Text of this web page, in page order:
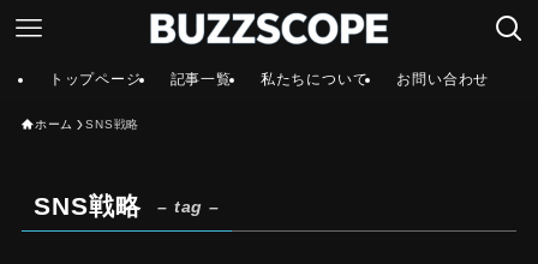
トップページ 記事一覧 私たちについて お問い合わせ
ホーム SNS戦略
SNS戦略 – tag –